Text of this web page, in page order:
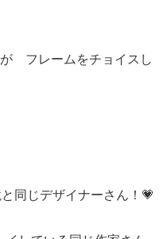
フレームをチョイスし
同じデザイナーさん！💗